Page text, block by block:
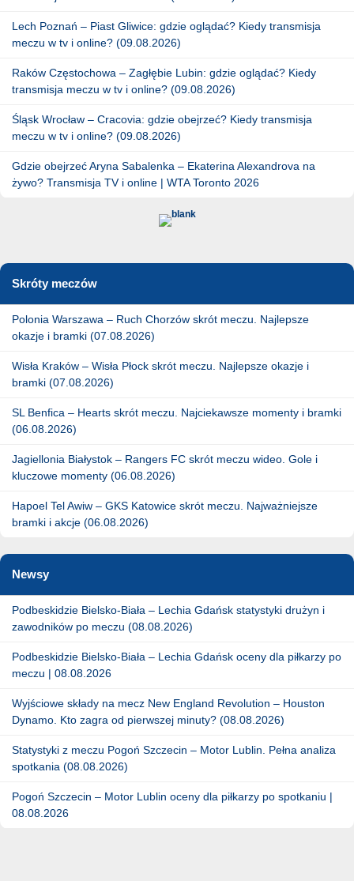
Lech Poznań – Piast Gliwice: gdzie oglądać? Kiedy transmisja
meczu w tv i online? (09.08.2026)
Raków Częstochowa – Zagłębie Lubin: gdzie oglądać? Kiedy
transmisja meczu w tv i online? (09.08.2026)
Śląsk Wrocław – Cracovia: gdzie obejrzeć? Kiedy transmisja
meczu w tv i online? (09.08.2026)
Gdzie obejrzeć Aryna Sabalenka – Ekaterina Alexandrova na
żywo? Transmisja TV i online | WTA Toronto 2026
Skróty meczów
Polonia Warszawa – Ruch Chorzów skrót meczu. Najlepsze
okazje i bramki (07.08.2026)
Wisła Kraków – Wisła Płock skrót meczu. Najlepsze okazje i
bramki (07.08.2026)
SL Benfica – Hearts skrót meczu. Najciekawsze momenty i bramki
(06.08.2026)
Jagiellonia Białystok – Rangers FC skrót meczu wideo. Gole i
kluczowe momenty (06.08.2026)
Hapoel Tel Awiw – GKS Katowice skrót meczu. Najważniejsze
bramki i akcje (06.08.2026)
Newsy
Podbeskidzie Bielsko-Biała – Lechia Gdańsk statystyki drużyn i
zawodników po meczu (08.08.2026)
Podbeskidzie Bielsko-Biała – Lechia Gdańsk oceny dla piłkarzy po
meczu | 08.08.2026
Wyjściowe składy na mecz New England Revolution – Houston
Dynamo. Kto zagra od pierwszej minuty? (08.08.2026)
Statystyki z meczu Pogoń Szczecin – Motor Lublin. Pełna analiza
spotkania (08.08.2026)
Pogoń Szczecin – Motor Lublin oceny dla piłkarzy po spotkaniu |
08.08.2026